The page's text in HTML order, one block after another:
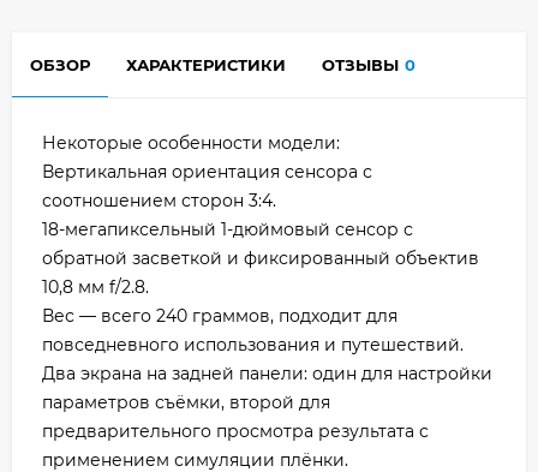
ОБЗОР ХАРАКТЕРИСТИКИ ОТЗЫВЫ 0
Некоторые особенности модели:
Вертикальная ориентация сенсора с
соотношением сторон 3:4.
18-мегапиксельный 1-дюймовый сенсор с
обратной засветкой и фиксированный объектив
10,8 мм f/2.8.
Вес — всего 240 граммов, подходит для
повседневного использования и путешествий.
Два экрана на задней панели: один для настройки
параметров съёмки, второй для
предварительного просмотра результата с
применением симуляции плёнки.